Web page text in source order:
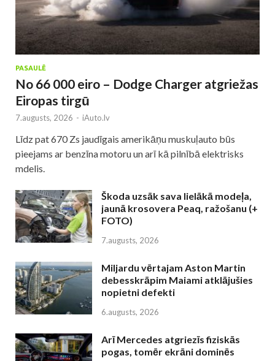
PASAULĒ
No 66 000 eiro – Dodge Charger atgriežas
Eiropas tirgū
7.augusts, 2026 - iAuto.lv
Līdz pat 670 Zs jaudīgais amerikāņu muskuļauto būs
pieejams ar benzīna motoru un arī kā pilnībā elektrisks
mdelis.
Škoda uzsāk sava lielākā modeļa,
jaunā krosovera Peaq, ražošanu (+
FOTO)
7.augusts, 2026
Miljardu vērtajam Aston Martin
debesskrāpim Maiami atklājušies
nopietni defekti
6.augusts, 2026
Arī Mercedes atgriezīs fiziskās
pogas, tomēr ekrāni dominēs